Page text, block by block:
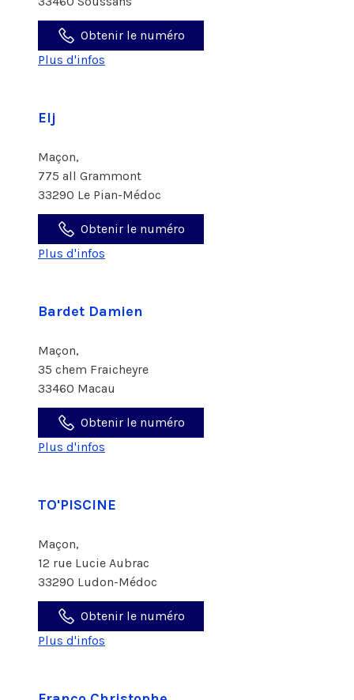
Obtenir le numéro
Plus d'infos
Elj
Maçon,
775 all Grammont
33290 Le Pian-Médoc
Obtenir le numéro
Plus d'infos
Bardet Damien
Maçon,
35 chem Fraicheyre
33460 Macau
Obtenir le numéro
Plus d'infos
TO'PISCINE
Maçon,
12 rue Lucie Aubrac
33290 Ludon-Médoc
Obtenir le numéro
Plus d'infos